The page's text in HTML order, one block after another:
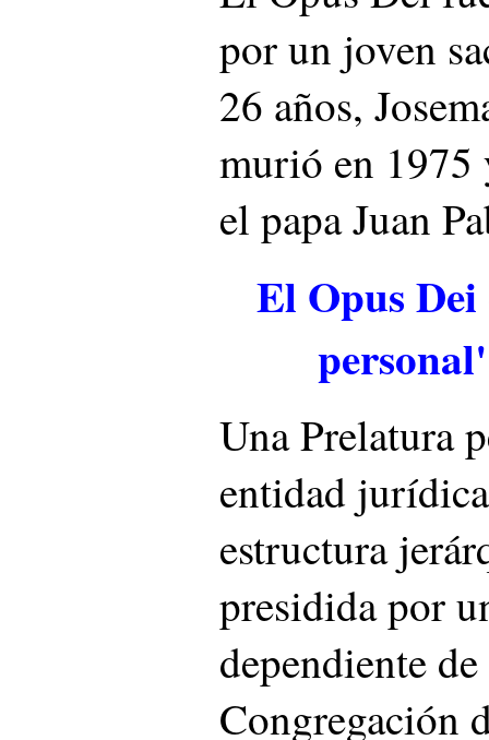
por un joven
26 años,
murió en 1975
el papa Juan
El Opus
Una Prelatura
entidad
estructura
presidida por
dependiente
Congregación